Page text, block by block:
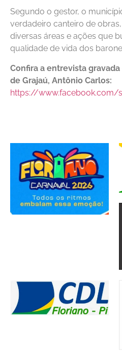
Segundo o gestor, o
verdadeiro canteiro de
diversas áreas e ações que
qualidade de vida dos
Confira a entrevista
de Grajaú, Antônio Carlos:
https://www.facebook.com/